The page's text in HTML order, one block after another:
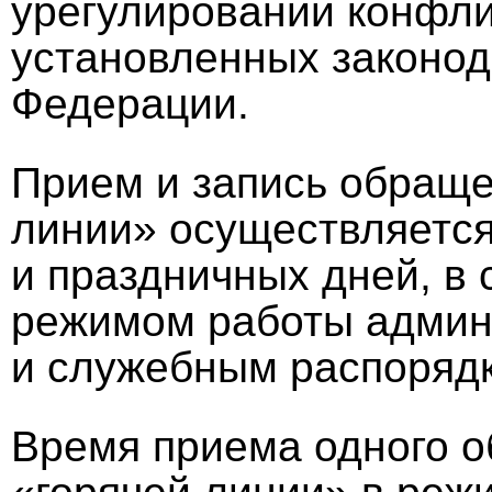
урегулировании
установленных
Федерации.
Прием и запись
линии»
и праздничных дней, в
режимом работы
и служебным
Время приема одного